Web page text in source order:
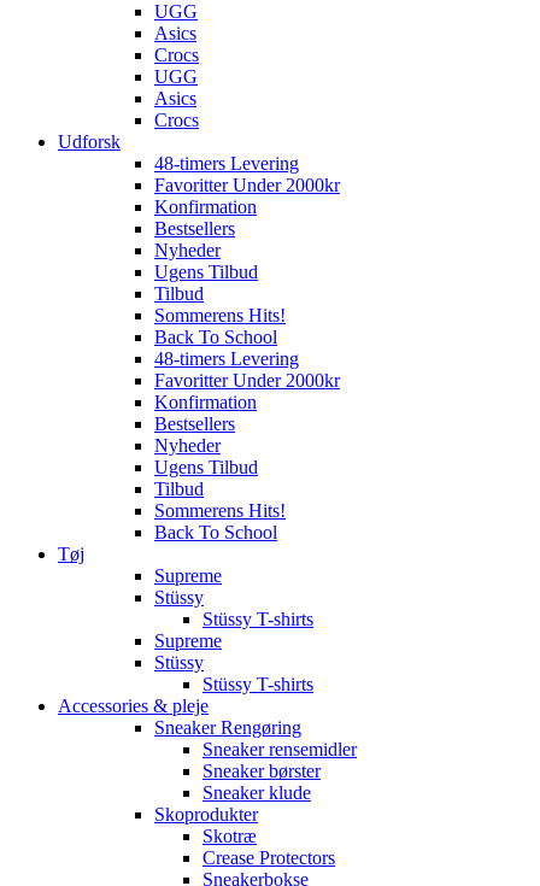
UGG
Asics
Crocs
UGG
Asics
Crocs
Udforsk
48-timers Levering
Favoritter Under 2000kr
Konfirmation
Bestsellers
Nyheder
Ugens Tilbud
Tilbud
Sommerens Hits!
Back To School
48-timers Levering
Favoritter Under 2000kr
Konfirmation
Bestsellers
Nyheder
Ugens Tilbud
Tilbud
Sommerens Hits!
Back To School
Tøj
Supreme
Stüssy
Stüssy T-shirts
Supreme
Stüssy
Stüssy T-shirts
Accessories & pleje
Sneaker Rengøring
Sneaker rensemidler
Sneaker børster
Sneaker klude
Skoprodukter
Skotræ
Crease Protectors
Sneakerbokse